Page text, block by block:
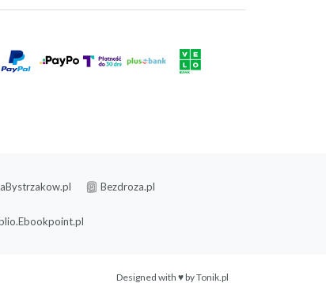
Bezdroza.pl
Designed with ♥ byTonik.pl